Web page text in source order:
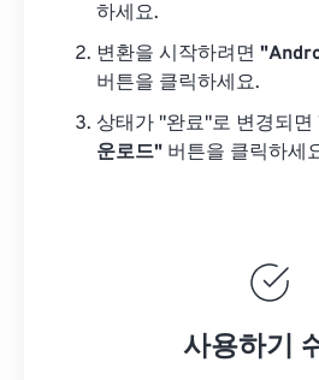
하세요.
변환을 시작하려면
버튼을 클릭하세요.
상태가 "완료"로 변경되면
운로드" 버튼을 클릭하세
사용하기